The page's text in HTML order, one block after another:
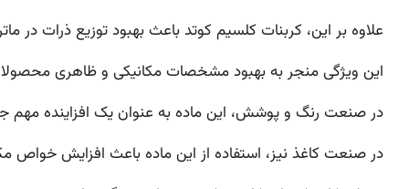
علاوه بر این، کربنات کلسیم کوتد باعث بهبود توزیع ذرات
این ویژگی منجر به بهبود مشخصات مکانیکی و ظاهری
در صنعت رنگ و پوشش، این ماده به عنوان یک افزاینده
در صنعت کاغذ نیز، استفاده از این ماده باعث افزایش خواص